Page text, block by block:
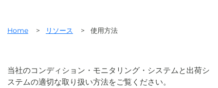
Home > リソース > 使用方法
当社のコンディション・モニタリング・システムと出荷シ
ステムの適切な取り扱い方法をご覧ください。